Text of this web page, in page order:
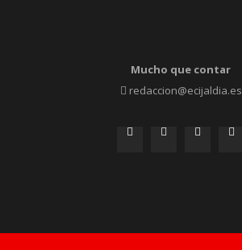
Mucho que contar
redaccion@ecijaldia.es